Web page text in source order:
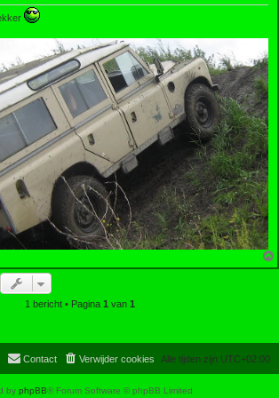
1 bericht • Pagina 1 van 1
Alle tijden zijn UTC+02:00
Verwijder cookies
Contact
by phpBB® Forum Software © phpBB Limited